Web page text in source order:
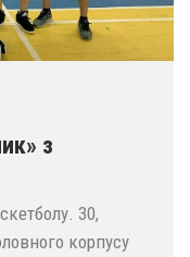
з
30,
корпусу